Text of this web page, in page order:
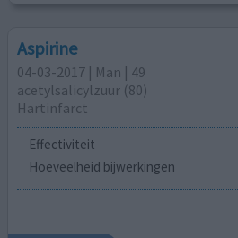
Aspirine
04-03-2017 | Man | 49
acetylsalicylzuur (80)
Hartinfarct
Effectiviteit
Hoeveelheid bijwerkingen